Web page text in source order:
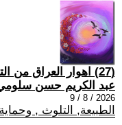
(27) اهوار العراق من التاريخ الزاهر إلى معركة البقاء
عبد الكريم حسن
2026 / 8 / 9
الطبيعة, التلوث ,